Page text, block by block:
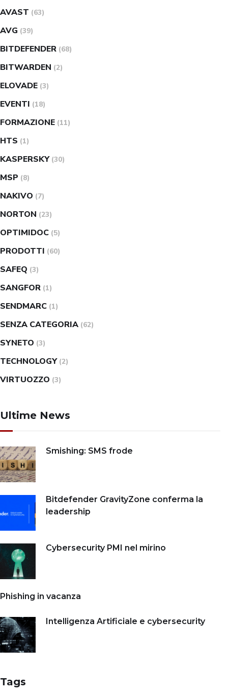
AVAST (63)
AVG (39)
BITDEFENDER (68)
BITWARDEN (2)
ELOVADE (3)
EVENTI (18)
FORMAZIONE (11)
HTS (1)
KASPERSKY (30)
MSP (8)
NAKIVO (7)
NORTON (23)
OPTIMIDOC (5)
PRODOTTI (60)
SAFEQ (3)
SANGFOR (1)
SENDMARC (1)
SENZA CATEGORIA (62)
SYNETO (3)
TECHNOLOGY (2)
VIRTUOZZO (3)
Ultime News
Smishing: SMS frode
Bitdefender GravityZone conferma la
leadership
Cybersecurity PMI nel mirino
Phishing in vacanza
Intelligenza Artificiale e cybersecurity
Tags